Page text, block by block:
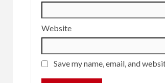
Website
Save my name, email, and